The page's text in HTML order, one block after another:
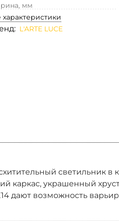
мм
характеристики
L'ARTE LUCE
светильник
каркас, украшенный
дают возможность